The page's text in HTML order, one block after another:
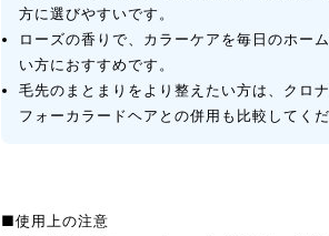
方に選びやすいです。
ローズの香りで、カラーケアを毎日のホー
い方におすすめです。
毛先のまとまりをより整えたい方は、クロ
フォーカラードヘアとの併用も比較してくだ
■使用上の注意